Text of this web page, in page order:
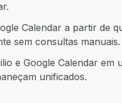
Calendar a partir de
sem consultas manuais.
e Google Calendar em
unificados.